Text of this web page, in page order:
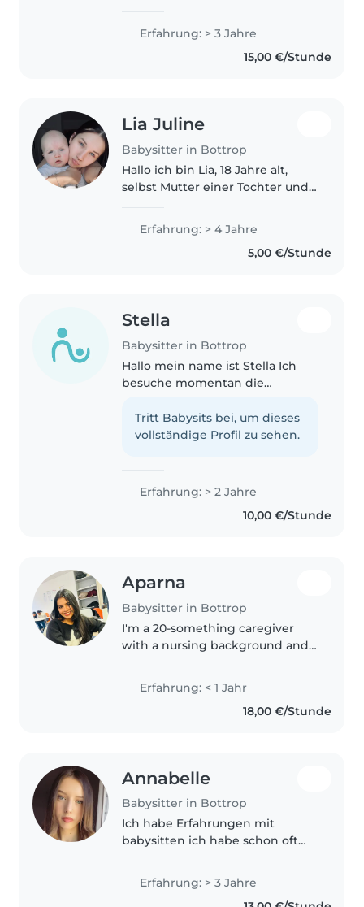
zweiten Studienjahr. Ich suche
einen Minijob. Und ich bin sehr
am Babysitten interessiert. Ich
Erfahrung: > 3 Jahre
15,00 €/Stunde
Lia Juline
Babysitter in Bottrop
Hallo ich bin Lia, 18 Jahre alt,
selbst Mutter einer Tochter und
Kinder aufzupassen Spaß mit
ihnen zu haben und Abenteuer
Erfahrung: > 4 Jahre
5,00 €/Stunde
Stella
Babysitter in Bottrop
Hallo mein name ist Stella Ich
besuche momentan die
klasse und strebe momentan
den realschulabschluss an. Ich
Tritt Babysits bei, um dieses
vollständige Profil zu sehen.
Erfahrung: > 2 Jahre
10,00 €/Stunde
Aparna
Babysitter in Bottrop
I'm a 20-something caregiver
with a nursing background and
pets and have experience with
babies and toddlers. I'm eager..
Erfahrung: < 1 Jahr
18,00 €/Stunde
Annabelle
Babysitter in Bottrop
Ich habe Erfahrungen mit
babysitten ich habe schon oft
oder auch von verwandten
Erfahrung: > 3 Jahre